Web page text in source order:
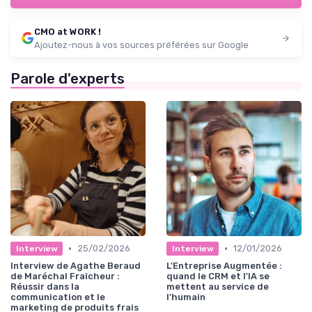
CMO at WORK !
Ajoutez-nous à vos sources préférées sur Google
Parole d'experts
Interview •
25/02/2026
Interview de Agathe Beraud
de Maréchal Fraîcheur :
Réussir dans la
communication et le
marketing de produits frais
Interview • 12/01/2026
L'Entreprise Augmentée :
quand le CRM et l'IA se
mettent au service de
l'humain